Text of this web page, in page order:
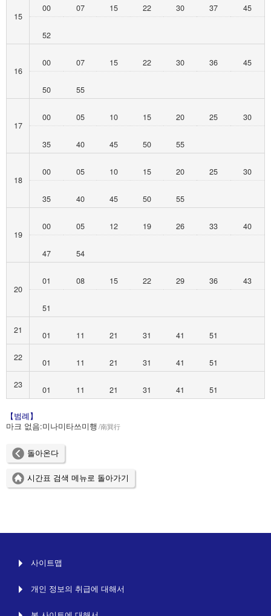
15
00 07 15 22 30 37 45
52
16
00 07 15 22 30 36 45
50 55
17
00 05 10 15 20 25 30
35 40 45 50 55
18
00 05 10 15 20 25 30
35 40 45 50 55
19
00 05 12 19 26 33 40
47 54
20
01 08 15 22 29 36 43
51
21
01 11 21 31 41
51
22
01 11 21 31 41
51
23
01 11 21 31 41 51
【범례】
마크 없음:미나미타쓰미행 南巽行
돌아온다
시간표 검색 메뉴로 돌아가기
사이트맵
개인 정보의 취급에 대해서